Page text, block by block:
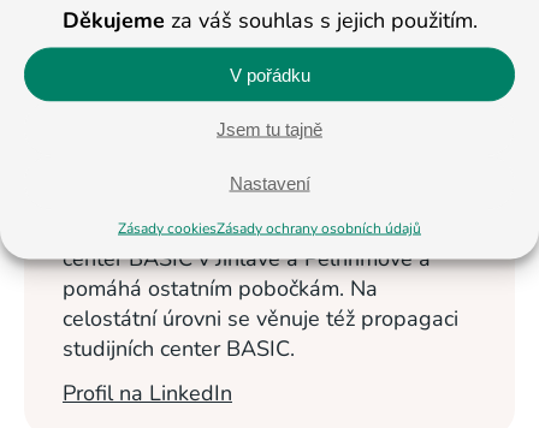
Děkujeme za váš souhlas s jejich použitím.
V pořádku
Jsem tu tajně
Nastavení
Zásady cookiesZásady ochrany osobních údajů
Masopustová
Vzdělávání dětí se
ředitelkou studijních
center BASIC v Jihlavě a Pelhřimově a
pomáhá ostatním pobočkám. Na
celostátní úrovni se věnuje též propagaci
studijních center BASIC.
Profil na LinkedIn